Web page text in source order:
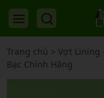
Trang chủ > Vợt Lining
Bạc Chính Hãng